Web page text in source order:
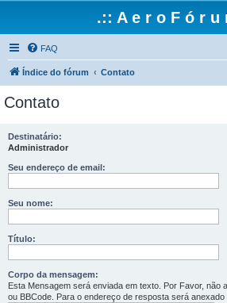
.:: A e r o F ó r u
FAQ
Índice do fórum Contato
Contato
Destinatário:
Administrador
Seu endereço de email:
Seu nome:
Título:
Corpo da mensagem:
Esta Mensagem será enviada em texto. Por Favor, não
ou BBCode. Para o endereço de resposta será anexado